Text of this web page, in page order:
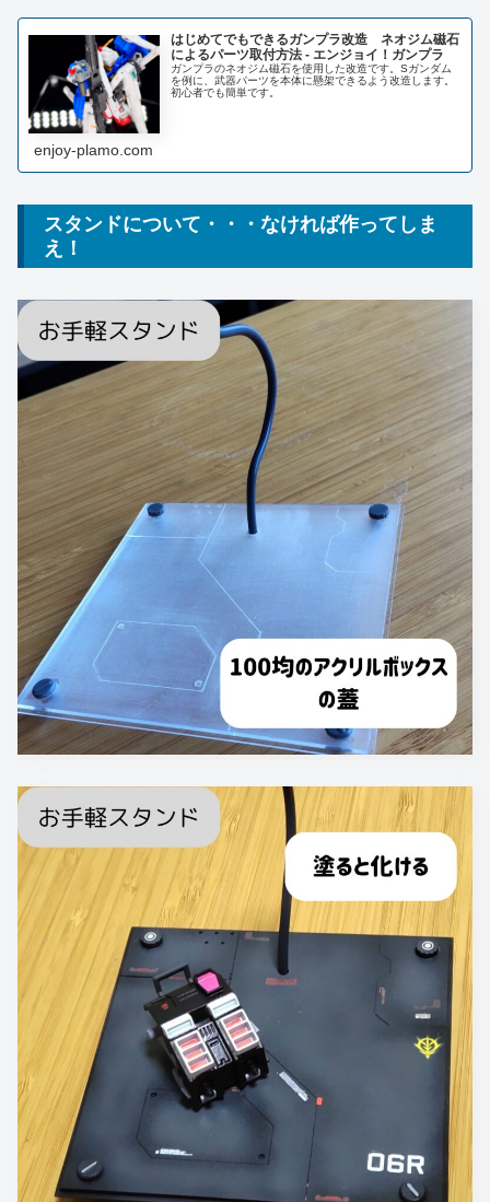
はじめてでもできるガンプラ改造 ネオジム磁石
によるパーツ取付方法 - エンジョイ！ガンプラ
ガンプラのネオジム磁石を使用した改造です。Sガンダム
を例に、武器パーツを本体に懸架できるよう改造します。
初心者でも簡単です。
enjoy-plamo.com
スタンドについて・・・なければ作ってしま
え！